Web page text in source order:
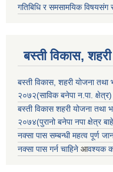
गतिबिधि र समसामयिक विषयसंग
बस्ती विकास,
बस्ती विकास, शहरी योजना तथा
२०७२(साविक बनेपा न.पा. क्षेत्र)
बस्ती विकास शहरी योजना तथा
२०७४(पुरानो बनेपा नपा क्षेत्र
नक्सा पास सम्बन्धी महत्व पूर्ण
नक्सा पास गर्न चाहिने आवश्यक